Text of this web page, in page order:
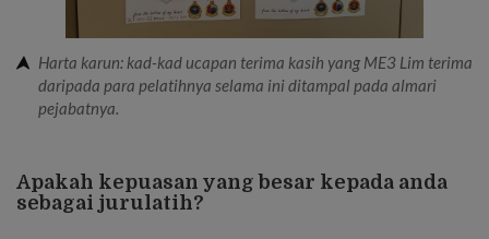
Harta karun: kad-kad ucapan terima kasih yang ME3 Lim terima
daripada para pelatihnya selama ini ditampal pada almari
pejabatnya.
Apakah kepuasan yang besar kepada anda
sebagai jurulatih?